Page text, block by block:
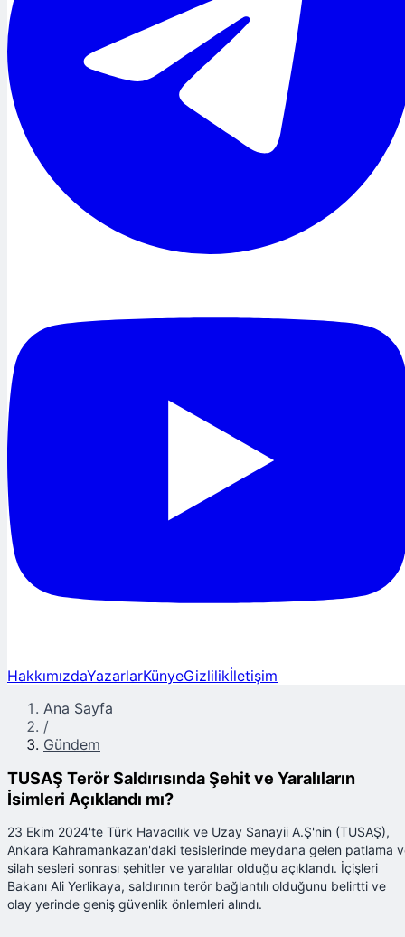
HakkımızdaYazarlarKünyeGizlilikİletişim
Ana Sayfa
/
Gündem
TUSAŞ Terör Saldırısında Şehit ve Yaralıların
İsimleri Açıklandı mı?
23 Ekim 2024'te Türk Havacılık ve Uzay Sanayii A.Ş'nin (TUSAŞ),
Ankara Kahramankazan'daki tesislerinde meydana gelen patlama
silah sesleri sonrası şehitler ve yaralılar olduğu açıklandı. İçişleri
Bakanı Ali Yerlikaya, saldırının terör bağlantılı olduğunu belirtti ve
olay yerinde geniş güvenlik önlemleri alındı.